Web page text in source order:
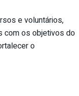
e voluntários,
com os objetivos do
o